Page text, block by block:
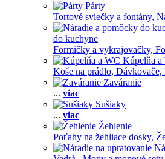
Párty
Tortové sviečky a fontány,
do kuchyne
Formičky a vykrajovačky,
Kúpelňa a
Koše na prádlo, Dávkovače,
Zaváranie
... viac
Sušiaky
... viac
Žehlenie
Poťahy na žehliace dosky,